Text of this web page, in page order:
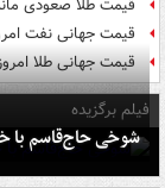
قیمت طلا صعودی
قیمت جهانی نفت امروز ۱۶
قیمت جهانی طلا امروز ۱۵
فیلم برگزیده
شوخی حاج‌قاسم با